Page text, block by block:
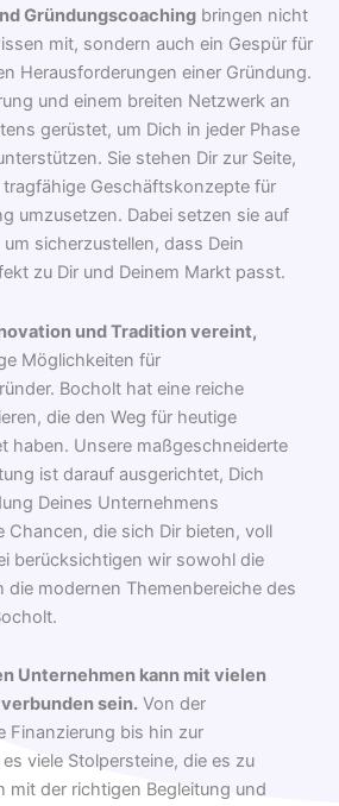
Gründungscoaching bringen nicht
mit, sondern auch ein Gespür für
Herausforderungen einer Gründung.
und einem breiten Netzwerk an
gerüstet, um Dich in jeder Phase
Sie stehen Dir zur Seite,
tragfähige Geschäftskonzepte für
umzusetzen. Dabei setzen sie auf
sicherzustellen, dass Dein
zu Dir und Deinem Markt passt.
und Tradition vereint,
Möglichkeiten für
Bocholt hat eine reiche
die den Weg für heutige
haben. Unsere maßgeschneiderte
ist darauf ausgerichtet, Dich
Deines Unternehmens
Chancen, die sich Dir bieten, voll
berücksichtigen wir sowohl die
die modernen Themenbereiche des
Unternehmen kann mit vielen
sein. Von der
Finanzierung bis hin zur
viele Stolpersteine, die es zu
mit der richtigen Begleitung und